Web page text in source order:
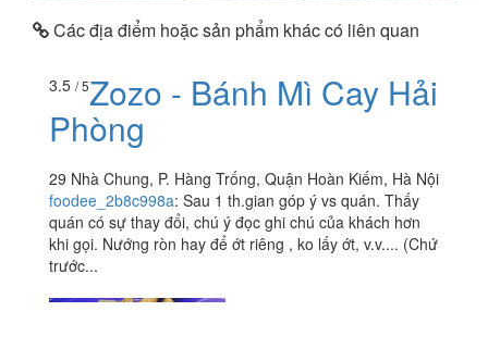
Các địa điểm hoặc sản phẩm khác có liên quan
3.5 / 5Zozo - Bánh Mì Cay Hải
Phòng
29 Nhà Chung, P. Hàng Trống, Quận Hoàn Kiếm, Hà Nội
foodee_2b8c998a: Sau 1 th.gian góp ý vs quán. Thấy
quán có sự thay đổi, chú ý đọc ghi chú của khách hơn
khi gọi. Nướng ròn hay để ớt riêng , ko lấy ớt, v.v.... (Chứ
trước...